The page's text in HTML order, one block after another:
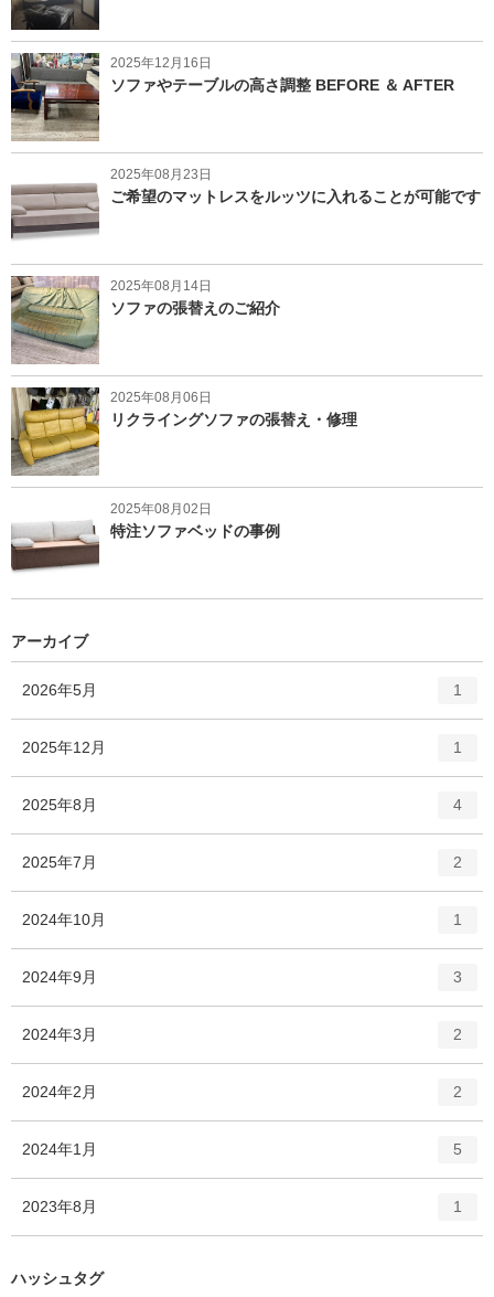
2025年12月16日
ソファやテーブルの高さ調整 BEFORE ＆ AFTER
2025年08月23日
ご希望のマットレスをルッツに入れることが可能です
2025年08月14日
ソファの張替えのご紹介
2025年08月06日
リクライングソファの張替え・修理
2025年08月02日
特注ソファベッドの事例
アーカイブ
2026年5月
リ
ー
1
2025年12月
ー
1
2025年8月
ー
数
4
2025年7月
リ
ー
2
2024年10月
ー
1
2024年9月
ー
3
2024年3月
ー
2
2024年2月
ー
2
2024年1月
ー
5
2023年8月
リ
1
ハッシュタグ